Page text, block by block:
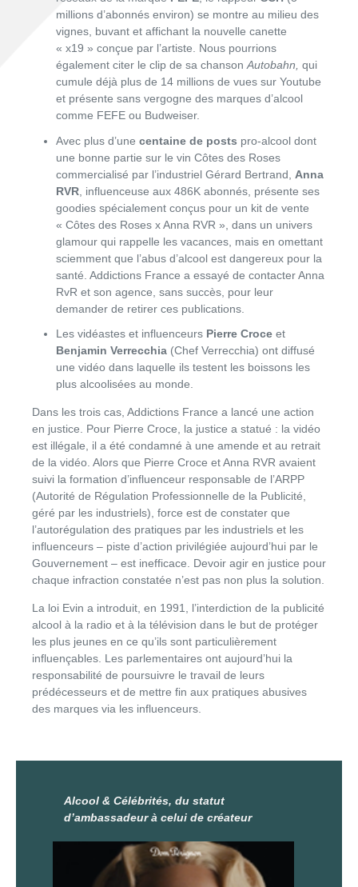
millions d’abonnés environ) se montre au milieu des
vignes, buvant et affichant la nouvelle canette
« x19 » conçue par l’artiste. Nous pourrions
également citer le clip de sa chanson Autobahn, qui
cumule déjà plus de 14 millions de vues sur Youtube
et présente sans vergogne des marques d’alcool
comme FEFE ou Budweiser.
Avec plus d’une centaine de posts pro-alcool dont
une bonne partie sur le vin Côtes des Roses
commercialisé par l’industriel Gérard Bertrand, Anna
RVR , influenceuse aux 486K abonnés, présente ses
goodies spécialement conçus pour un kit de vente
« Côtes des Roses x Anna RVR », dans un univers
glamour qui rappelle les vacances, mais en omettant
sciemment que l’abus d’alcool est dangereux pour la
santé. Addictions France a essayé de contacter Anna
RvR et son agence, sans succès, pour leur
demander de retirer ces publications.
Les vidéastes et influenceurs Pierre Croce et
Benjamin Verrecchia (Chef Verrecchia) ont diffusé
une vidéo dans laquelle ils testent les boissons les
plus alcoolisées au monde.
Dans les trois cas, Addictions France a lancé une action
en justice. Pour Pierre Croce, la justice a statué : la vidéo
est illégale, il a été condamné à une amende et au retrait
de la vidéo. Alors que Pierre Croce et Anna RVR avaient
suivi la formation d’influenceur responsable de l’ARPP
(Autorité de Régulation Professionnelle de la Publicité,
géré par les industriels), force est de constater que
l’autorégulation des pratiques par les industriels et les
influenceurs – piste d’action privilégiée aujourd’hui par le
Gouvernement – est inefficace. Devoir agir en justice pour
chaque infraction constatée n’est pas non plus la solution.
La loi Evin a introduit, en 1991, l’interdiction de la publicité
alcool à la radio et à la télévision dans le but de protéger
les plus jeunes en ce qu’ils sont particulièrement
influençables. Les parlementaires ont aujourd’hui la
responsabilité de poursuivre le travail de leurs
prédécesseurs et de mettre fin aux pratiques abusives
des marques via les influenceurs.
Alcool & Célébrités, du statut
d’ambassadeur à celui de créateur